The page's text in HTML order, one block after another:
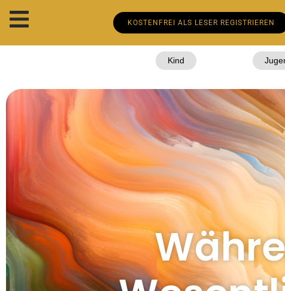
KOSTENFREI ALS LESER REGISTRIEREN
Kind